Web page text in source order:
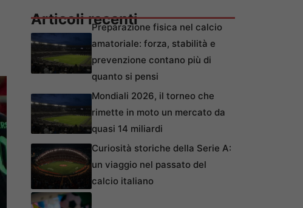
Articoli recentiPreparazione fisica nel calcio
amatoriale: forza, stabilità e
prevenzione contano più di
quanto si pensi
Mondiali 2026, il torneo che
rimette in moto un mercato da
quasi 14 miliardi
Curiosità storiche della Serie A:
un viaggio nel passato del
calcio italiano